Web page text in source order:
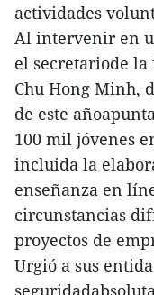
actividades
Al intervenir en
el secretariode la
Chu Hong Minh,
de este
100 mil jóvenes
incluida la
enseñanza en
circunstancias
proyectos de
Urgió a sus